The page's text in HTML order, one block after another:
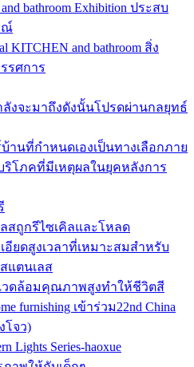
bathroom Exhibition ประสบ
ณ์
KITCHEN and bathroom สิ่ง
รศการ
งจะมาถึงดังนั้นโปรดผ่านกลยุทธ์
านที่กำหนดเองเป็นทางเลือกภาย
โภคที่มีเหตุผลในยุคหลังการ
สถูกรีไซเคิลและโหลด
อียดสูงเวลาที่เหมาะสมสำหรับ
แตนเลส
วดล้อมคุณภาพสูงทำให้ชีวิตสี
furnishing เข้าร่วม22nd China
โจว)
Lights Series-haoxue